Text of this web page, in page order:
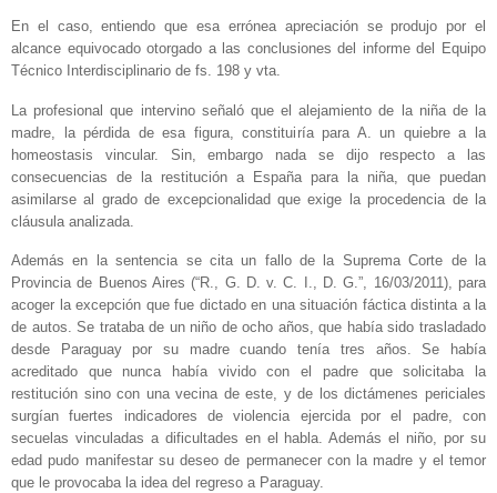
En el caso, entiendo que esa errónea apreciación se produjo por el
alcance equivocado otorgado a las conclusiones del informe del Equipo
Técnico Interdisciplinario de fs. 198 y vta.
La profesional que intervino señaló que el alejamiento de la niña de la
madre, la pérdida de esa figura, constituiría para A. un quiebre a la
homeostasis vincular. Sin, embargo nada se dijo respecto a las
consecuencias de la restitución a España para la niña, que puedan
asimilarse al grado de excepcionalidad que exige la procedencia de la
cláusula analizada.
Además en la sentencia se cita un fallo de la Suprema Corte de la
Provincia de Buenos Aires (“R., G. D. v. C. I., D. G.”, 16/03/2011), para
acoger la excepción que fue dictado en una situación fáctica distinta a la
de autos. Se trataba de un niño de ocho años, que había sido trasladado
desde Paraguay por su madre cuando tenía tres años. Se había
acreditado que nunca había vivido con el padre que solicitaba la
restitución sino con una vecina de este, y de los dictámenes periciales
surgían fuertes indicadores de violencia ejercida por el padre, con
secuelas vinculadas a dificultades en el habla. Además el niño, por su
edad pudo manifestar su deseo de permanecer con la madre y el temor
que le provocaba la idea del regreso a Paraguay.